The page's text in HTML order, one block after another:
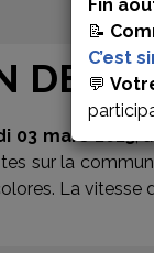
Fin
📝
C’est
💬
DE
03 mars 2023,
sur la
La